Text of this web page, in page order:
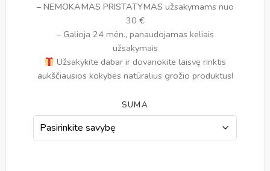
–NEMOKAMAS PRISTATYMAS užsakymams nuo
30 €
– Galioja 24 mėn., panaudojamas keliais
užsakymais
Užsakykite dabar ir dovanokite laisvę rinktis
aukščiausios kokybės natūralius grožio produktus!
SUMA